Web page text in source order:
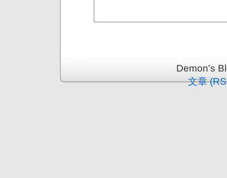
Demon's
文章